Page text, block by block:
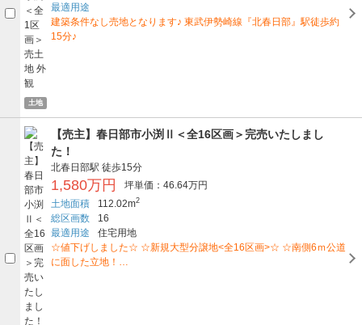
土地
最適用途
建築条件なし売地となります♪ 東武伊勢崎線『北春日部』駅徒歩約
15分♪
【売主】春日部市小渕Ⅱ＜全16区画＞完売いたしまし
た！
北春日部駅 徒歩15分
1,580万円
坪単価：46.64万円
土地面積
112.02m2
総区画数
16
最適用途
住宅用地
☆値下げしました☆ ☆新規大型分譲地<全16区画>☆ ☆南側6ｍ公道
に面した立地！…